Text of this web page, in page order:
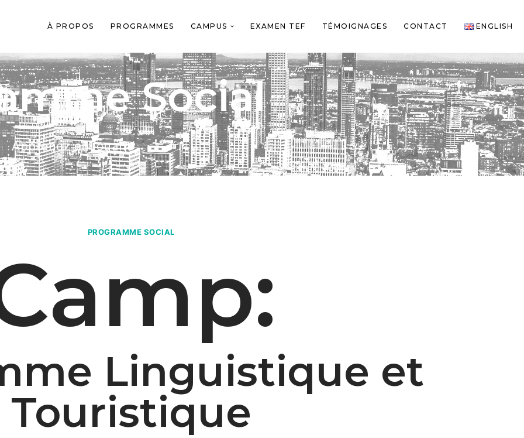
À PROPOS PROGRAMMES CAMPUS EXAMEN TEF TÉMOIGNAGES CONTACT ENGLISH
Social
Apprenez en jouant
PROGRAMME SOCIAL
Linguistique et
Touristique